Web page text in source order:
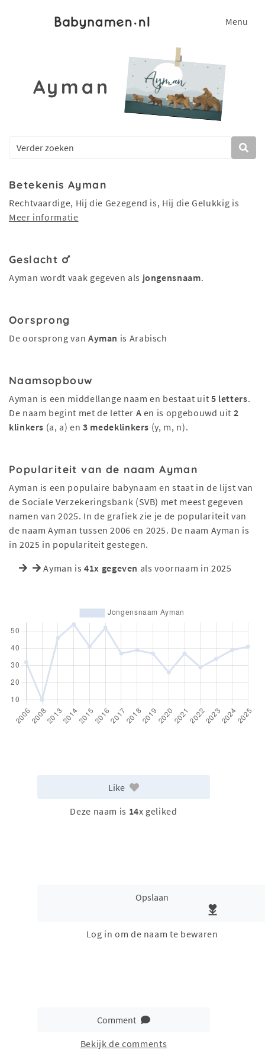
Menu
Ayman
Betekenis Ayman
Rechtvaardige, Hij die Gezegend is, Hij die Gelukkig is
Meer informatie
Geslacht
Ayman wordt vaak gegeven als jongensnaam.
Oorsprong
De oorsprong van Ayman is Arabisch
Naamsopbouw
Ayman is een middellange naam en bestaat uit 5 letters.
De naam begint met de letter A en is opgebouwd uit 2
klinkers (a, a) en3 medeklinkers (y, m, n).
Populariteit van de naam Ayman
Ayman is een populaire babynaam en staat in de lijst van
de Sociale Verzekeringsbank (SVB) met meest gegeven
namen van 2025. In de grafiek zie je de populariteit van
de naam Ayman tussen 2006 en 2025. De naam Ayman is
in 2025 in populariteit gestegen.
Ayman is41x gegeven als voornaam in 2025
Like
Deze naam is 14x geliked
Opslaan
Log in om de naam te bewaren
Comment
Bekijk de comments